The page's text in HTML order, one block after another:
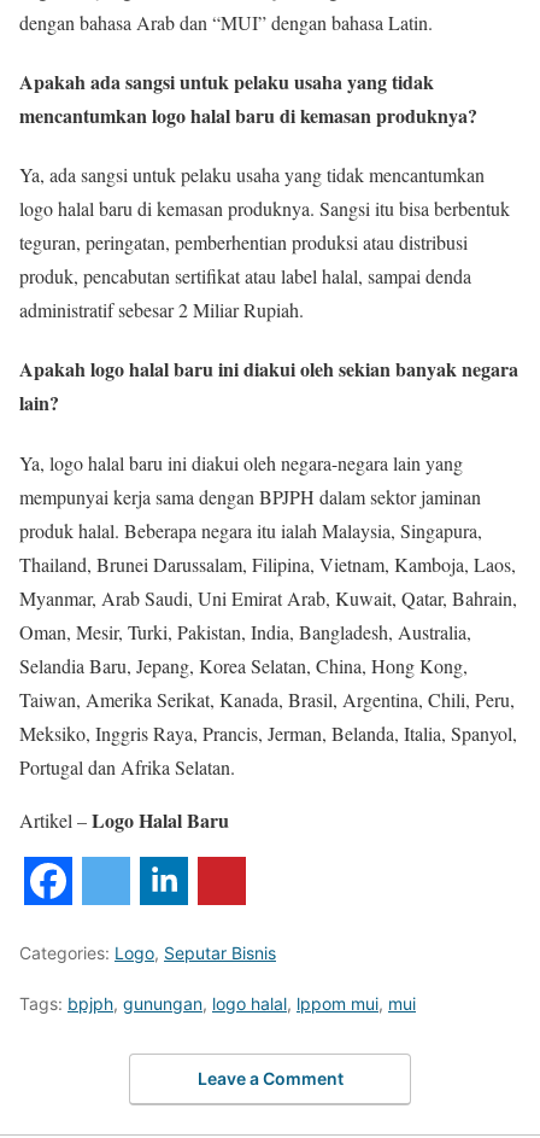
dengan bahasa Arab dan “MUI” dengan bahasa Latin.
Apakah ada sangsi untuk pelaku usaha yang tidak
mencantumkan logo halal baru di kemasan produknya?
Ya, ada sangsi untuk pelaku usaha yang tidak mencantumkan
logo halal baru di kemasan produknya. Sangsi itu bisa berbentuk
teguran, peringatan, pemberhentian produksi atau distribusi
produk, pencabutan sertifikat atau label halal, sampai denda
administratif sebesar 2 Miliar Rupiah.
Apakah logo halal baru ini diakui oleh sekian banyak negara
lain?
Ya, logo halal baru ini diakui oleh negara-negara lain yang
mempunyai kerja sama dengan BPJPH dalam sektor jaminan
produk halal. Beberapa negara itu ialah Malaysia, Singapura,
Thailand, Brunei Darussalam, Filipina, Vietnam, Kamboja, Laos,
Myanmar, Arab Saudi, Uni Emirat Arab, Kuwait, Qatar, Bahrain,
Oman, Mesir, Turki, Pakistan, India, Bangladesh, Australia,
Selandia Baru, Jepang, Korea Selatan, China, Hong Kong,
Taiwan, Amerika Serikat, Kanada, Brasil, Argentina, Chili, Peru,
Meksiko, Inggris Raya, Prancis, Jerman, Belanda, Italia, Spanyol,
Portugal dan Afrika Selatan.
Artikel –Logo Halal Baru
Categories: Logo, Seputar Bisnis
Tags: bpjph, gunungan, logo halal, lppom mui, mui
Leave a Comment